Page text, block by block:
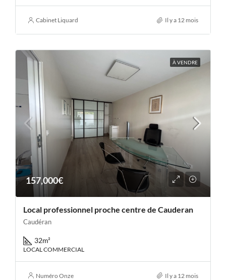
Cabinet Liquard Il y a 12 mois
À VENDRE
157,000€
Local professionnel proche centre de Cauderan
Caudéran
32m²
LOCAL COMMERCIAL
Numéro Onze Il y a 12 mois